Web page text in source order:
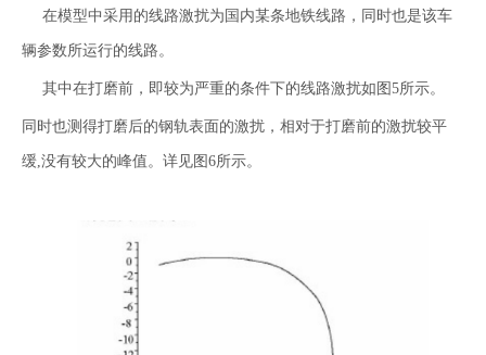
在模型中采用的线路激扰为国内某条地铁线路，同时也是该车
辆参数所运行的线路。
其中在打磨前，即较为严重的条件下的线路激扰如图5所示。
同时也测得打磨后的钢轨表面的激扰，相对于打磨前的激扰较平
缓,没有较大的峰值。详见图6所示。